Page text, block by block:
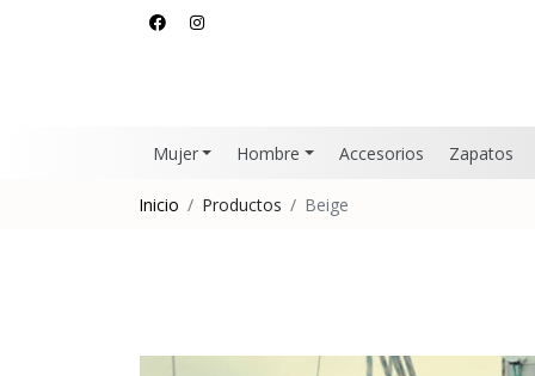
Mujer Hombre Accesorios Zapatos
Inicio Productos Beige